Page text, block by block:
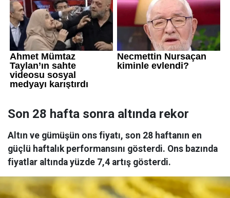
Son 28 hafta sonra altında rekor
Altın ve gümüşün ons fiyatı, son 28 haftanın en
güçlü haftalık performansını gösterdi. Ons bazında
fiyatlar altında yüzde 7,4 artış gösterdi.